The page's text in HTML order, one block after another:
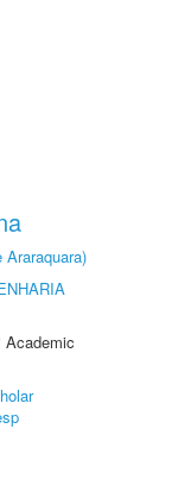
Academic